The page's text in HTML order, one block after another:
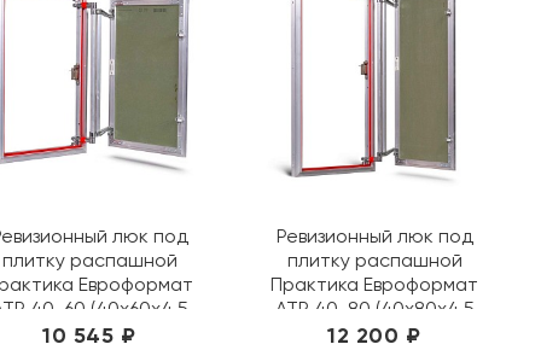
люк под
плитку распашной
Евроформат
40-60 (40х60х4,5
см)
10 545 ₽
Ревизионный люк под
плитку распашной
Практика Евроформат
АТР 40-80 (40х80х4,5
см)
12 200 ₽